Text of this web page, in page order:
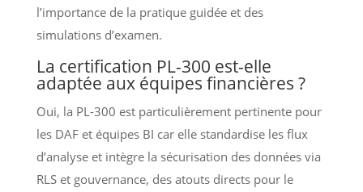
l’importance de la pratique guidée et des
simulations d’examen.
La certification PL-300 est-elle
adaptée aux équipes financières ?
Oui, la PL-300 est particulièrement pertinente pour
les DAF et équipes BI car elle standardise les flux
d’analyse et intègre la sécurisation des données via
RLS et gouvernance, des atouts directs pour le